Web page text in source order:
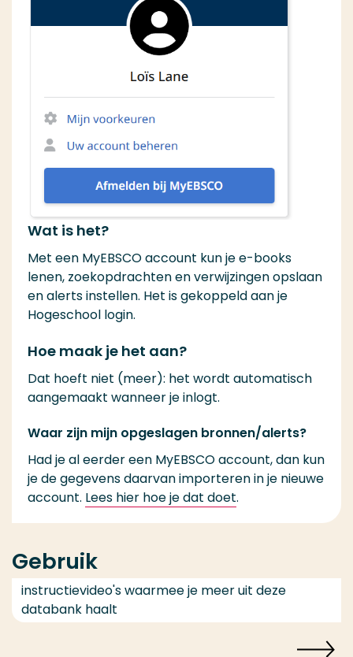
Wat is het?
Met een MyEBSCO account kun je e-books
lenen, zoekopdrachten en verwijzingen opslaan
en alerts instellen. Het is gekoppeld aan je
Hogeschool login.
Hoe maak je het aan?
Dat hoeft niet (meer): het wordt automatisch
aangemaakt wanneer je inlogt.
Waar zijn mijn opgeslagen bronnen/alerts?
Had je al eerder een MyEBSCO account, dan kun
je de gegevens daarvan importeren in je nieuwe
account. Lees hier hoe je dat doet.
Gebruik
instructievideo's waarmee je meer uit deze
databank haalt